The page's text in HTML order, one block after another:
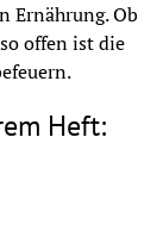
Ernährung. Ob
offen ist die
Heft: